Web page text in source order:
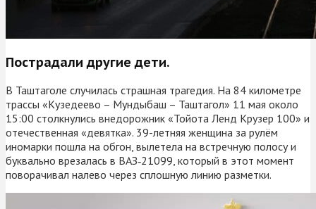
Пострадали другие дети.
В Таштаголе случилась страшная трагедия. На 84 километре
трассы «Кузедеево – Мундыбаш – Таштагол» 11 мая около
15:00 столкнулись внедорожник «Тойота Ленд Крузер 100» и
отечественная «девятка». 39-летняя женщина за рулём
иномарки пошла на обгон, вылетела на встречную полосу и
буквально врезалась в ВАЗ‑21099, который в этот момент
поворачивал налево через сплошную линию разметки.